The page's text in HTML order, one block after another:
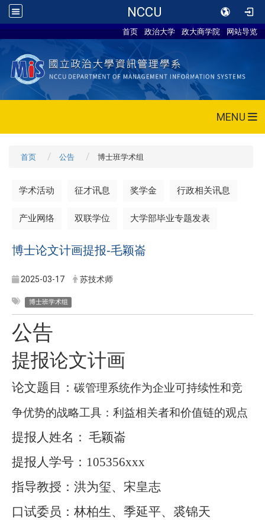
NCCU
首页 政治大学 政大商学院 网站导览
MENU
首页 公告 博士班学术组
学术活动 征才讯息 奖学金 行政相关讯息
产业网络 双联学位 大学部毕业专题发表
博士论文计画提报-毛颖崙
2025-03-17 苏技术师
博士班学术组
公告
提报论文计画
论文题目： 碳管理系统作为企业可持续性和竞
争优势的战略工具：利益相关者和价值链的观点
提报人姓名： 毛颖崙
提报人学号： 105356xxx
指导教授：洪为玺、宋皇志
口试委员：林柏生、季延平、裘锦天